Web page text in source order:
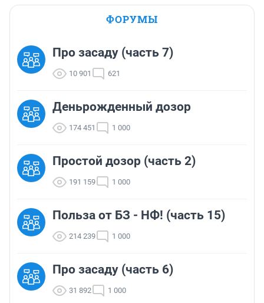
ФОРУМЫ
Про засаду (часть 7)
10 901 621
Деньрожденный дозор
174 451 1 000
Простой дозор (часть 2)
191 159 1 000
Польза от БЗ - НФ! (часть 15)
214 239 1 000
Про засаду (часть 6)
31 892 1 000